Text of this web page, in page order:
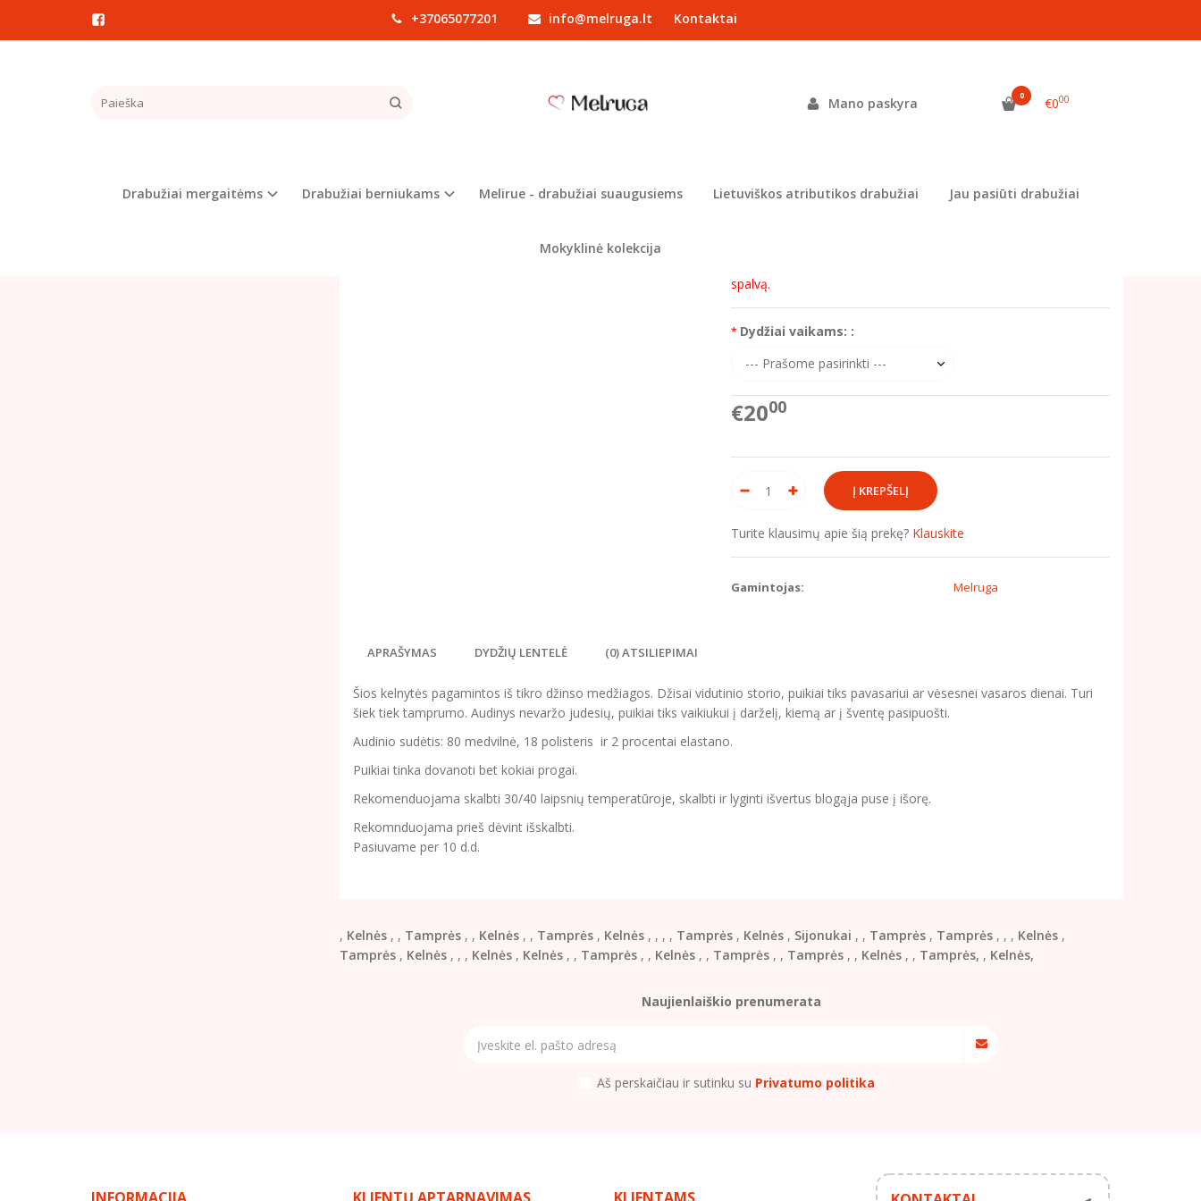
+37065077201 info@melruga.lt Kontaktai
Mano paskyra 0 €000
Drabužiai mergaitėms Drabužiai berniukams Melirue - drabužiai suaugusiems Lietuviškos atributikos drabužiai Jau pasiūti drabužiai
Mokyklinė kolekcija
spalvą.
Dydžiai vaikams: :
€2000
Turite klausimų apie šią prekę? Klauskite
Gamintojas: Melruga
APRAŠYMAS DYDŽIŲ LENTELĖ (0) ATSILIEPIMAI
Šios kelnytės pagamintos iš tikro džinso medžiagos. Džisai vidutinio storio, puikiai tiks pavasariui ar vėsesnei vasaros dienai. Turi
šiek tiek tamprumo. Audinys nevaržo judesių, puikiai tiks vaikiukui į darželį, kiemą ar į šventę pasipuošti.
Audinio sudėtis: 80 medvilnė, 18 polisteris ir 2 procentai elastano.
Puikiai tinka dovanoti bet kokiai progai.
Rekomenduojama skalbti 30/40 laipsnių temperatūroje, skalbti ir lyginti išvertus blogąja puse į išorę.
Rekomnduojama prieš dėvint išskalbti.
Pasiuvame per 10 d.d.
, Kelnės, , Tamprės, , Kelnės, , Tamprės, Kelnės, , , , Tamprės, Kelnės, Sijonukai , , Tamprės, Tamprės, , , Kelnės,
Tamprės, Kelnės, , , Kelnės, Kelnės, , Tamprės, , Kelnės, , Tamprės, , Tamprės, , Kelnės, , Tamprės, , Kelnės,
Naujienlaiškio prenumerata
Aš perskaičiau ir sutinku su Privatumo politika